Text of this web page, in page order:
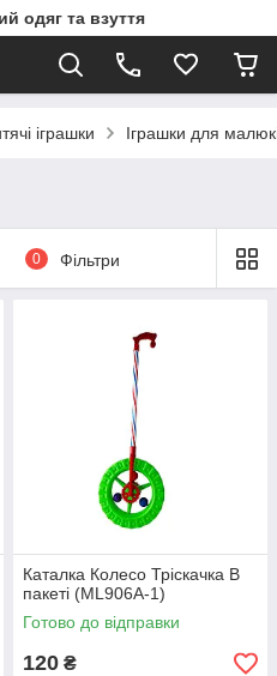
одяг та взуття
іграшки Іграшки для
0 Фільтри
Каталка Колесо Тріскачка В
пакеті (ML906A-1)
Готово до відправки
120 ₴